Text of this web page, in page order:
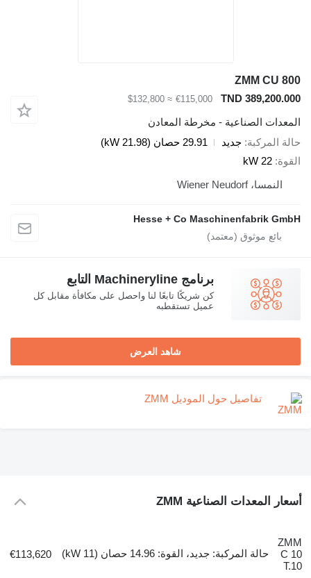
ZMM CU 800
TND 389,200.000
€115,000
≈ $132,800
المعدات الصناعية - مخرطة المعادن
حالة المركبة جديد
29.91 حصان (21.98 kW)
القوة 22 kW
النمسا، Wiener Neudorf
Hesse + Co Maschinenfabrik GmbH
برنامج Machineryline التابع
كن شريكًا تابعًا لنا واحصل على مكافأة مقابل كل
عميل تستقطبه
شاهد العرض
تفاصيل حول الموديل ZMM
أسعار المعدات الصناعية ZMM
ZMM
C 10
T.10
حالة المركبة: جديد، القوة: 14.96 حصان (11 kW) €113,620